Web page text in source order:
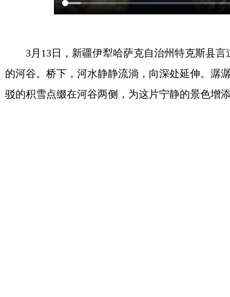
3月13日，新疆伊犁哈萨克自治州特克斯县言
的河谷。桥下，河水静静流淌，向深处延伸。潺
驳的积雪点缀在河谷两侧，为这片宁静的景色增